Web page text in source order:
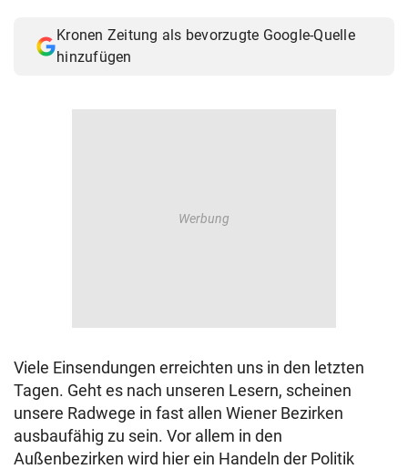
Kronen Zeitung als bevorzugte Google-Quelle
hinzufügen
Viele Einsendungen erreichten uns in den letzten
Tagen. Geht es nach unseren Lesern, scheinen
unsere Radwege in fast allen Wiener Bezirken
ausbaufähig zu sein. Vor allem in den
Außenbezirken wird hier ein Handeln der Politik